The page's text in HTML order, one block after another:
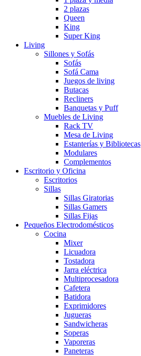
2 plazas
Queen
King
Super King
Living
Sillones y Sofás
Sofás
Sofá Cama
Juegos de living
Butacas
Recliners
Banquetas y Puff
Muebles de Living
Rack TV
Mesa de Living
Estanterías y Bibliotecas
Modulares
Complementos
Escritorio y Oficina
Escritorios
Sillas
Sillas Giratorias
Sillas Gamers
Sillas Fijas
Pequeños Electrodomésticos
Cocina
Mixer
Licuadora
Tostadora
Jarra eléctrica
Multiprocesadora
Cafetera
Batidora
Exprimidores
Jugueras
Sandwicheras
Soperas
Vaporeras
Paneteras